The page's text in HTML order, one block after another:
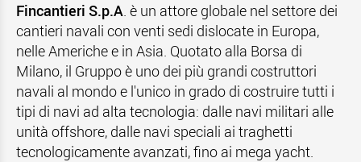
Fincantieri S.p.A. è un attore globale nel settore dei
cantieri navali con venti sedi dislocate in Europa,
nelle Americhe e in Asia. Quotato alla Borsa di
Milano, il Gruppo è uno dei più grandi costruttori
navali al mondo e l'unico in grado di costruire tutti i
tipi di navi ad alta tecnologia: dalle navi militari alle
unità offshore, dalle navi speciali ai traghetti
tecnologicamente avanzati, fino ai mega yacht.